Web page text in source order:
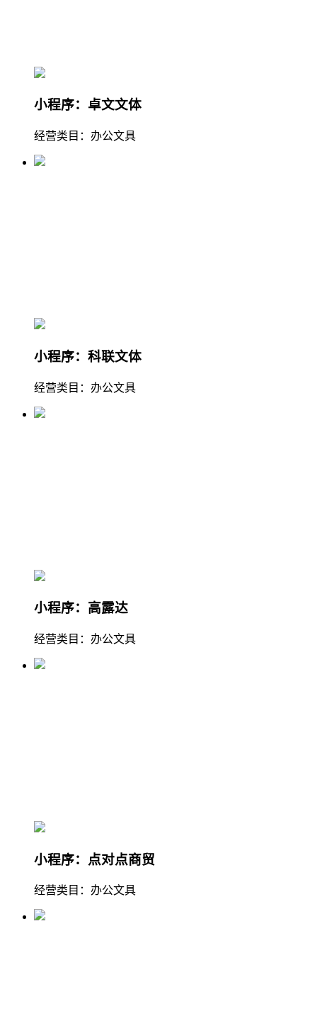
小程序：卓文文体
经营类目：办公文具
小程序：科联文体
经营类目：办公文具
小程序：高露达
经营类目：办公文具
小程序：点对点商贸
经营类目：办公文具